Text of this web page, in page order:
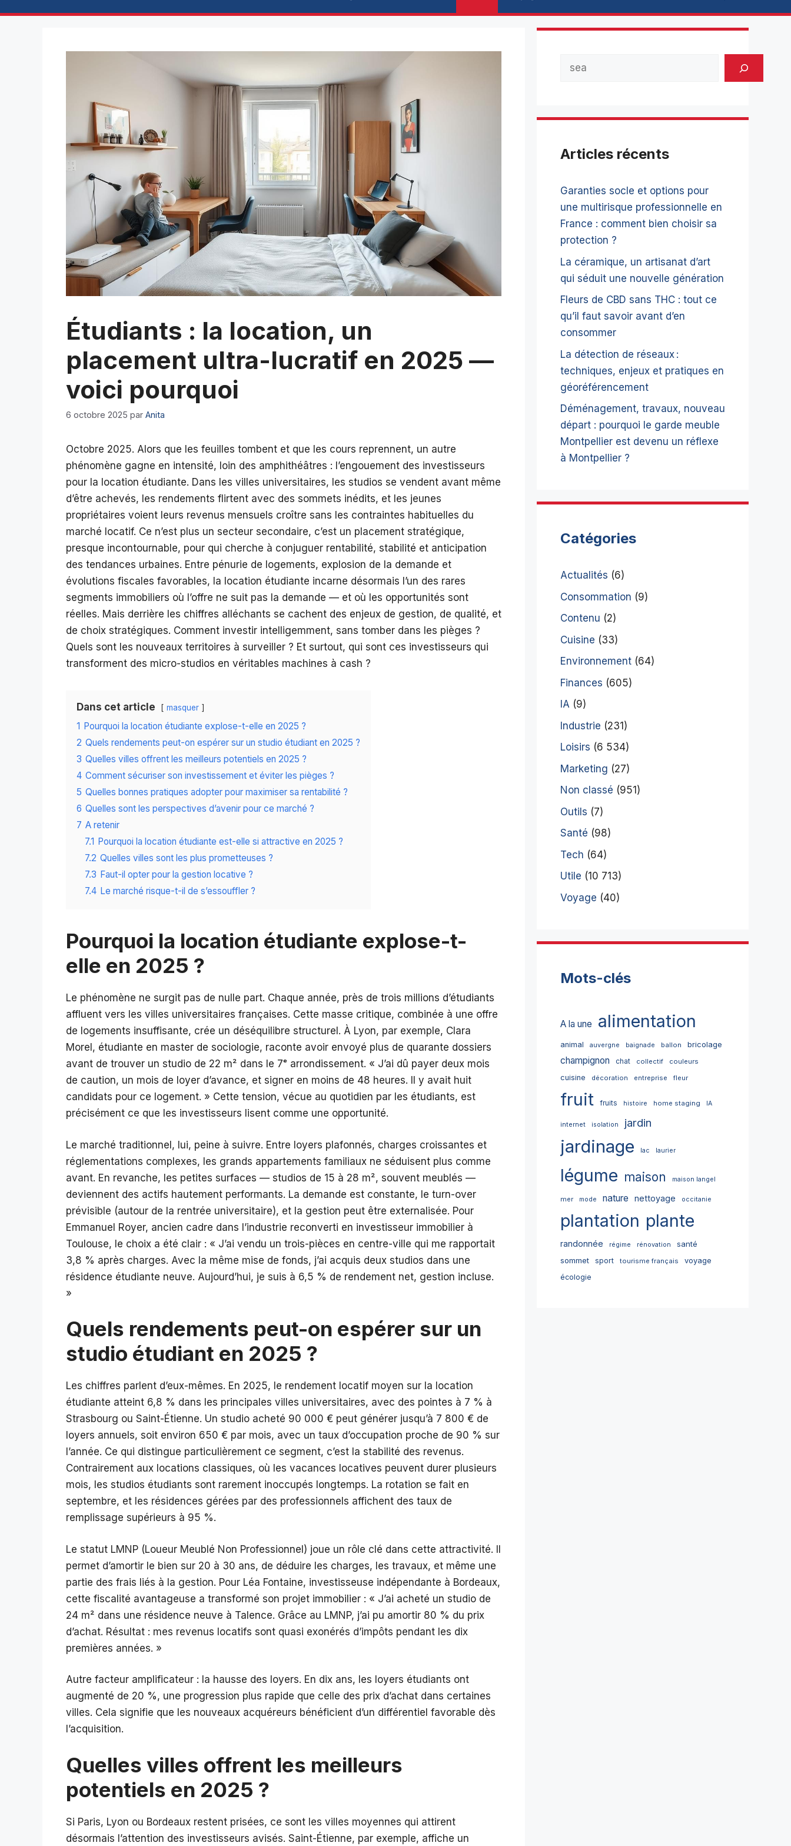
Étudiants : la location, un
placement ultra-lucratif en 2025 —
voici pourquoi
6 octobre 2025 par Anita
Octobre 2025. Alors que les feuilles tombent et que les cours reprennent, un autre
phénomène gagne en intensité, loin des amphithéâtres : l’engouement des investisseurs
pour la location étudiante. Dans les villes universitaires, les studios se vendent avant même
d’être achevés, les rendements flirtent avec des sommets inédits, et les jeunes
propriétaires voient leurs revenus mensuels croître sans les contraintes habituelles du
marché locatif. Ce n’est plus un secteur secondaire, c’est un placement stratégique,
presque incontournable, pour qui cherche à conjuguer rentabilité, stabilité et anticipation
des tendances urbaines. Entre pénurie de logements, explosion de la demande et
évolutions fiscales favorables, la location étudiante incarne désormais l’un des rares
segments immobiliers où l’offre ne suit pas la demande — et où les opportunités sont
réelles. Mais derrière les chiffres alléchants se cachent des enjeux de gestion, de qualité, et
de choix stratégiques. Comment investir intelligemment, sans tomber dans les pièges ?
Quels sont les nouveaux territoires à surveiller ? Et surtout, qui sont ces investisseurs qui
transforment des micro-studios en véritables machines à cash ?
Dans cet article masquer
1 Pourquoi la location étudiante explose-t-elle en 2025 ?
2 Quels rendements peut-on espérer sur un studio étudiant en 2025 ?
3 Quelles villes offrent les meilleurs potentiels en 2025 ?
4 Comment sécuriser son investissement et éviter les pièges ?
5 Quelles bonnes pratiques adopter pour maximiser sa rentabilité ?
6 Quelles sont les perspectives d’avenir pour ce marché ?
7 A retenir
7.1 Pourquoi la location étudiante est-elle si attractive en 2025 ?
7.2 Quelles villes sont les plus prometteuses ?
7.3 Faut-il opter pour la gestion locative ?
7.4 Le marché risque-t-il de s’essouffler ?
Pourquoi la location étudiante explose-t-
elle en 2025 ?
Le phénomène ne surgit pas de nulle part. Chaque année, près de trois millions d’étudiants
affluent vers les villes universitaires françaises. Cette masse critique, combinée à une offre
de logements insuffisante, crée un déséquilibre structurel. À Lyon, par exemple, Clara
Morel, étudiante en master de sociologie, raconte avoir envoyé plus de quarante dossiers
avant de trouver un studio de 22 m² dans le 7ᵉ arrondissement. « J’ai dû payer deux mois
de caution, un mois de loyer d’avance, et signer en moins de 48 heures. Il y avait huit
candidats pour ce logement. » Cette tension, vécue au quotidien par les étudiants, est
précisément ce que les investisseurs lisent comme une opportunité.
Le marché traditionnel, lui, peine à suivre. Entre loyers plafonnés, charges croissantes et
réglementations complexes, les grands appartements familiaux ne séduisent plus comme
avant. En revanche, les petites surfaces — studios de 15 à 28 m², souvent meublés —
deviennent des actifs hautement performants. La demande est constante, le turn-over
prévisible (autour de la rentrée universitaire), et la gestion peut être externalisée. Pour
Emmanuel Royer, ancien cadre dans l’industrie reconverti en investisseur immobilier à
Toulouse, le choix a été clair : « J’ai vendu un trois-pièces en centre-ville qui me rapportait
3,8 % après charges. Avec la même mise de fonds, j’ai acquis deux studios dans une
résidence étudiante neuve. Aujourd’hui, je suis à 6,5 % de rendement net, gestion incluse.
»
Quels rendements peut-on espérer sur un
studio étudiant en 2025 ?
Les chiffres parlent d’eux-mêmes. En 2025, le rendement locatif moyen sur la location
étudiante atteint 6,8 % dans les principales villes universitaires, avec des pointes à 7 % à
Strasbourg ou Saint-Étienne. Un studio acheté 90 000 € peut générer jusqu’à 7 800 € de
loyers annuels, soit environ 650 € par mois, avec un taux d’occupation proche de 90 % sur
l’année. Ce qui distingue particulièrement ce segment, c’est la stabilité des revenus.
Contrairement aux locations classiques, où les vacances locatives peuvent durer plusieurs
mois, les studios étudiants sont rarement inoccupés longtemps. La rotation se fait en
septembre, et les résidences gérées par des professionnels affichent des taux de
remplissage supérieurs à 95 %.
Le statut LMNP (Loueur Meublé Non Professionnel) joue un rôle clé dans cette attractivité. Il
permet d’amortir le bien sur 20 à 30 ans, de déduire les charges, les travaux, et même une
partie des frais liés à la gestion. Pour Léa Fontaine, investisseuse indépendante à Bordeaux,
cette fiscalité avantageuse a transformé son projet immobilier : « J’ai acheté un studio de
24 m² dans une résidence neuve à Talence. Grâce au LMNP, j’ai pu amortir 80 % du prix
d’achat. Résultat : mes revenus locatifs sont quasi exonérés d’impôts pendant les dix
premières années. »
Autre facteur amplificateur : la hausse des loyers. En dix ans, les loyers étudiants ont
augmenté de 20 %, une progression plus rapide que celle des prix d’achat dans certaines
villes. Cela signifie que les nouveaux acquéreurs bénéficient d’un différentiel favorable dès
l’acquisition.
Quelles villes offrent les meilleurs
potentiels en 2025 ?
Si Paris, Lyon ou Bordeaux restent prisées, ce sont les villes moyennes qui attirent
désormais l’attention des investisseurs avisés. Saint-Étienne, par exemple, affiche un
Articles récents
Garanties socle et options pour
une multirisque professionnelle en
France : comment bien choisir sa
protection ?
La céramique, un artisanat d’art
qui séduit une nouvelle génération
Fleurs de CBD sans THC : tout ce
qu’il faut savoir avant d’en
consommer
La détection de réseaux :
techniques, enjeux et pratiques en
géoréférencement
Déménagement, travaux, nouveau
départ : pourquoi le garde meuble
Montpellier est devenu un réflexe
à Montpellier ?
Catégories
Actualités (6)
Consommation (9)
Contenu (2)
Cuisine (33)
Environnement (64)
Finances (605)
IA (9)
Industrie (231)
Loisirs (6 534)
Marketing (27)
Non classé (951)
Outils (7)
Santé (98)
Tech (64)
Utile (10 713)
Voyage (40)
Mots-clés
A la une alimentation
animal auvergne baignade ballon bricolage
champignon chat collectif couleurs
cuisine décoration entreprise fleur
fruit fruits histoire home staging IA
internet isolation jardin
jardinage lac laurier
légume maison maison langel
mer mode nature nettoyage occitanie
plantation plante
randonnée régime rénovation
santé
sommet
sport tourisme français
voyage
écologie